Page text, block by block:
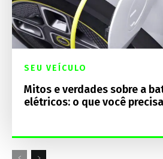
SEU VEÍCULO
Mitos e verdades sobre a
elétricos: o que você